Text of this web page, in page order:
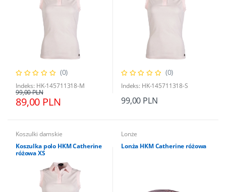
(0)
Indeks: HK-145711318-M
89,00 PLN
99,00 PLN
(0)
Indeks: HK-145711318-S
99,00 PLN
Koszulki damskie
Koszulka polo HKM Catherine
różowa XS
Lonże
Lonża HKM Catherine różowa